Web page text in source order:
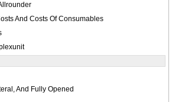
And Costs Of Consumables
And Fully Opened